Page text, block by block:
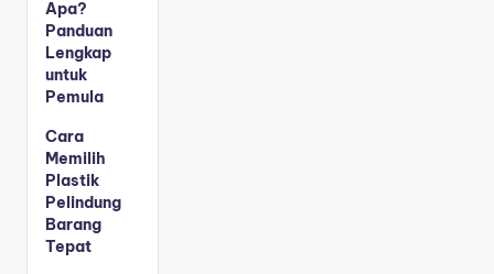
Apa?
Panduan
Lengkap
untuk
Pemula
Cara
Memilih
Plastik
Pelindung
Barang
Tepat